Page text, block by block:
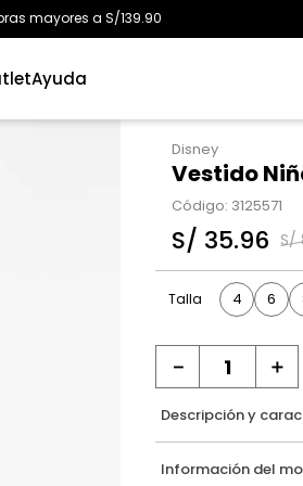
mayores a S/139.90
Ayuda
Disney
Vestido
Código: 3125571
S/ 35.96 S/
Talla 4 6
＋
－
Descripción y